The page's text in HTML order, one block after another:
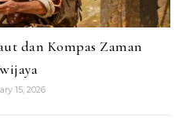
dan Kompas Zaman
15, 2026